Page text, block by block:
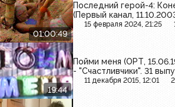
01:00:49
Последний герой-4:
(Первый канал,
15 февраля 2024, 21:25
19:44
Пойми меня (ОРТ,
- "Счастливчики". 31
11 декабря 2015, 12:01